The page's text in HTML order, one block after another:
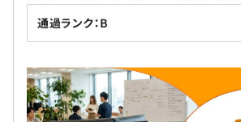
通過ランク：B